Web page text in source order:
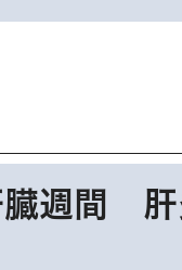
週間 肝